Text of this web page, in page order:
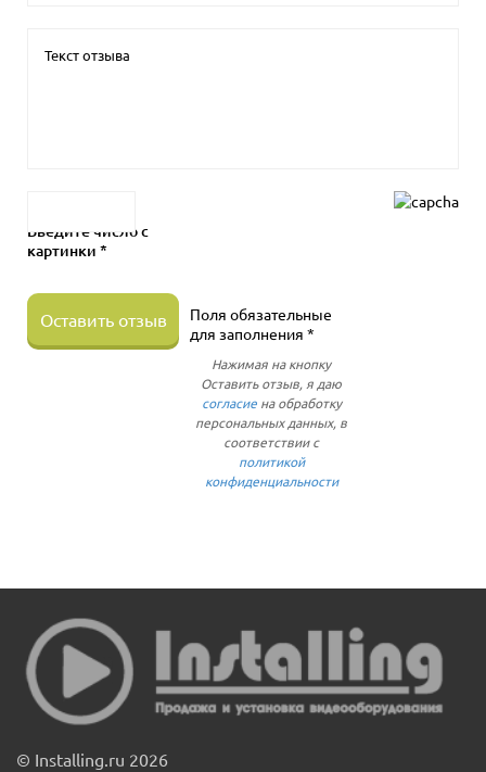
Введите число с
картинки *
Оставить отзыв
Поля обязательные
для заполнения *
Нажимая на кнопку
Оставить отзыв, я даю
согласиена обработку
персональных данных, в
соответствии с
политикой
конфиденциальности
© Installing.ru 2026